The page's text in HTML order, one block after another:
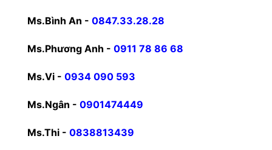
Ms.Bình An - 0847.33.28.28
Ms.Phương Anh - 0911 78 86 68
Ms.Vi - 0934 090 593
Ms.Ngân - 0901474449
Ms.Thi - 0838813439